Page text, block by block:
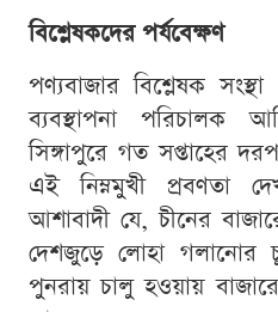
বিশ্লেষকদের পর্যবেক্ষণ
পণ্যবাজার বিশ্লেষক
ব্যবস্থাপনা পরিচালক
সিঙ্গাপুরে গত সপ্তাহের
এই নিম্নমুখী প্রবণতা
আশাবাদী যে, চীনের
দেশজুড়ে লোহা গলানোর
পুনরায় চালু হওয়ায়